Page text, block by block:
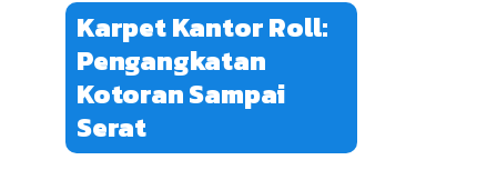
Karpet Kantor Roll:
Pengangkatan
Kotoran Sampai
Serat